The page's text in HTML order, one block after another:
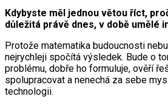
Kdybyste měl jednou větou říct,
důležitá právě dnes, v době umělé
Protože matematika budoucnosti
nejrychleji spočítá výsledek. Bude o
problému, dobře ho formuluje, ověří
spolupracovat a nenechá za sebe
technologii.